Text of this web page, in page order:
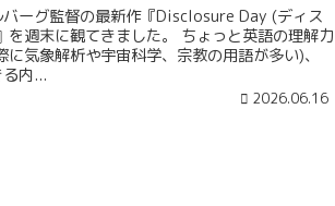
バーグ監督の最新作『Disclosure Day (ディス
を週末に観てきました。 ちょっと英語の理解力
気象解析や宇宙科学、宗教の用語が多い)、
内...
2026.06.16